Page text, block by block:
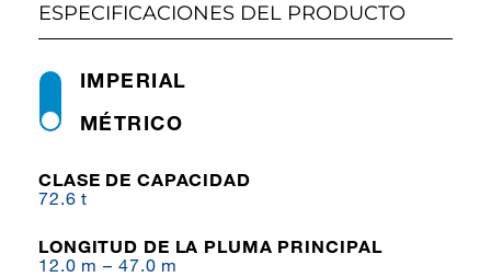
ESPECIFICACIONES DEL PRODUCTO
MÉTRICO
IMPERIAL
CLASE DE CAPACIDAD
72.6 t
LONGITUD DE LA PLUMA PRINCIPAL
12.0 m – 47.0 m